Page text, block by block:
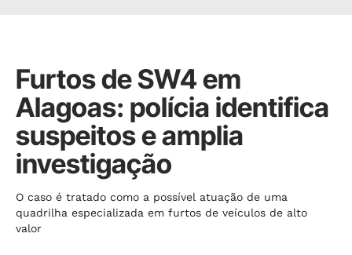
Furtos de SW4 em
Alagoas: polícia identifica
suspeitos e amplia
investigação
O caso é tratado como a possível atuação de uma
quadrilha especializada em furtos de veículos de alto
valor